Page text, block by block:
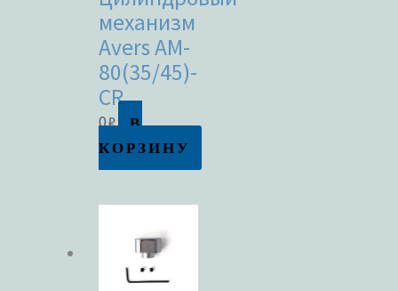
механизм
Avers AM-
80(35/45)-
CR
0₽
В
КОРЗИНУ